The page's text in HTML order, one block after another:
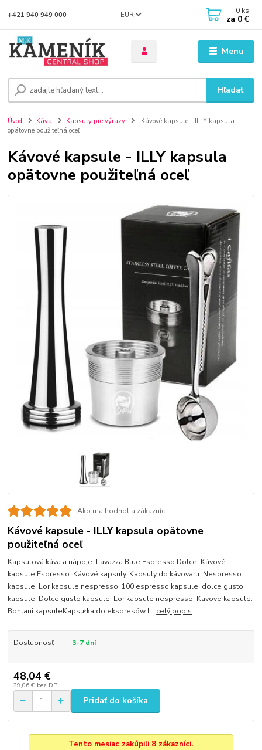
Menu
EUR
Hľadať
+421 940 949 000 0 ks
za 0 €
Úvod Káva Kapsuly pre výrazy
Kávové kapsule - ILLY kapsula
opätovne použiteľná oceľ
Kávové kapsule - ILLY kapsula
opätovne použiteľná oceľ
Ako ma hodnotia zákazníci
Kávové kapsule - ILLY kapsula opätovne
použiteľná oceľ
Kapsulová káva a nápoje. Lavazza Blue Espresso Dolce. Kávové
kapsule Espresso. Kávové kapsuly. Kapsuly do kávovaru. Nespresso
kapsule. Lor kapsule nespresso. 100 espresso kapsule .dolce gusto
kapsule. Dolce gusto kapsule. Lor kapsule nespresso. Kavove kapsule.
Bontani kapsuleKapsułka do ekspresów I... celý popis
Dostupnosť 3-7 dní
48,04 €
39,06 € bez DPH
Pridať do košíka
Tento mesiac zakúpili 8 zákazníci.